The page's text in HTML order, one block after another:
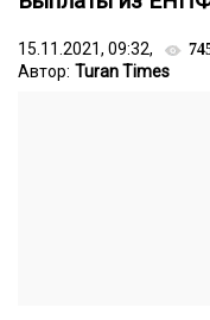
15.11.2021, 09:32,
Автор: Turan Times